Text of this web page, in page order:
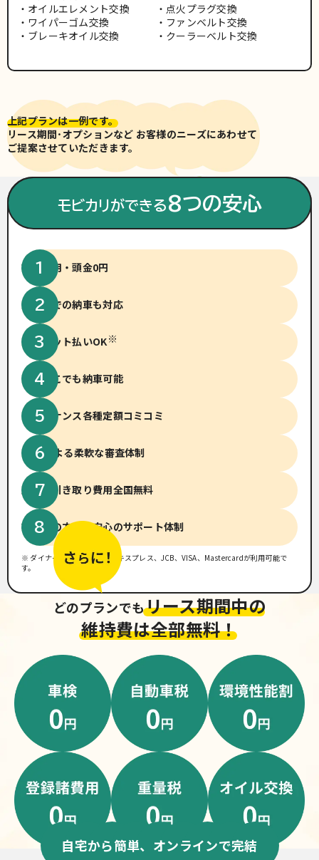
オイルエレメント交換
ワイパーゴム交換
ブレーキオイル交換
点火プラグ交換
ファンベルト交換
クーラーベルト交換
上記プランは一例です。
リース期間･オプションなど お客様のニーズにあわせて
ご提案させていただきます。
※車両写真は有料色(別途費用)
の場合がございます。
モビカリができる 8つの安心
初期費用・頭金0円
短納期での納車も対応
クレジット払いOK※
全国どこでも納車可能
メンテナンス各種定額コミコミ
14社による柔軟な審査体制
廃車、引き取り費用全国無料
初めての方でも安心のサポート体制
※ ダイナース、アメリカンエキスプレス、JCB、VISA、Mastercardが利用可能で
す。
どのプランでもリース期間中の
維持費は全部無料！
自宅から簡単、オンラインで完結